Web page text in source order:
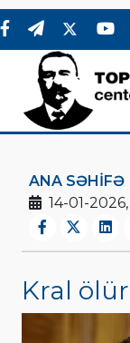
ANA SƏHIFƏ
14-01-
Kral